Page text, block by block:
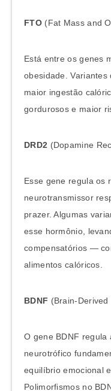
FTO(Fat Mass and
Está entre os genes
obesidade. Variantes
maior ingestão
gordurosos e maior
DRD2 (Dopamine
Esse gene regula os
neurotransmissor
prazer. Algumas
esse hormônio,
compensatórios —
alimentos calóricos.
BDNF (Brain-
O gene BDNF
neurotrófico
equilíbrio emocional
Polimorfismos no